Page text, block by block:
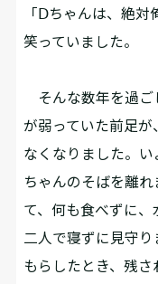
「Ⅾちゃんは、絶
笑っていました。
そんな数年を過ご
が弱っていた前足
なくなりました。
ちゃんのそばを離
て、何も食べずに
二人で寝ずに見守
もらしたとき、残さ